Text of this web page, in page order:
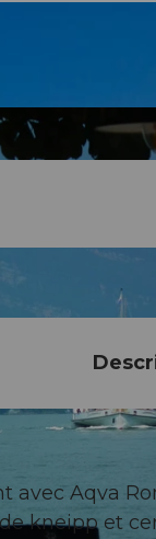
avec Aqva
kneipp et